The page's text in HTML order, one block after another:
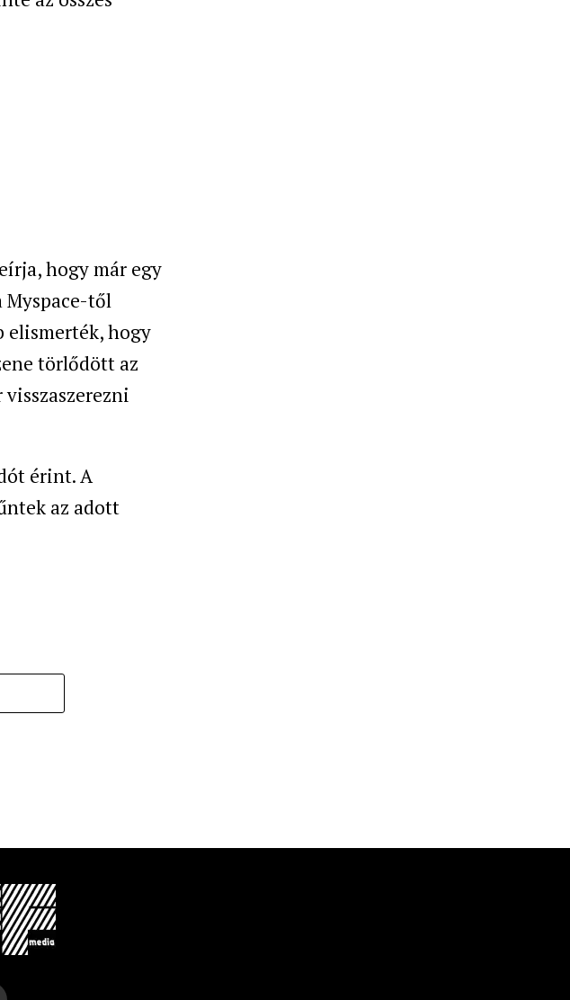
hogy már egy
Myspace-től
elismerték, hogy
törlődött az
érint. A
az adott